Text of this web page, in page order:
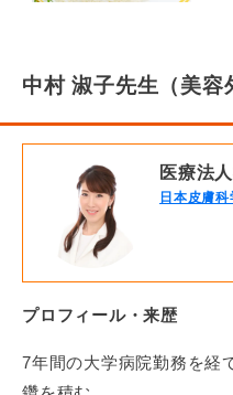
中村 淑子先生（美容
医療法
日本皮膚科
プロフィール・来歴
7年間の大学病院勤務を経